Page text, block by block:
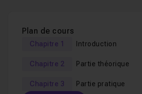
Plan de cours
Chapitre 1 Introduction
Chapitre 2 Partie théorique
Chapitre 3 Partie pratique